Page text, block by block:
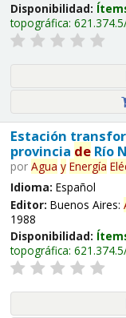
Disponibilidad:
topográfica:
Estación
provincia deRío
por Agua y Energía
Idioma: Español
Editor: Buenos Aires:
1988
Disponibilidad:
topográfica: